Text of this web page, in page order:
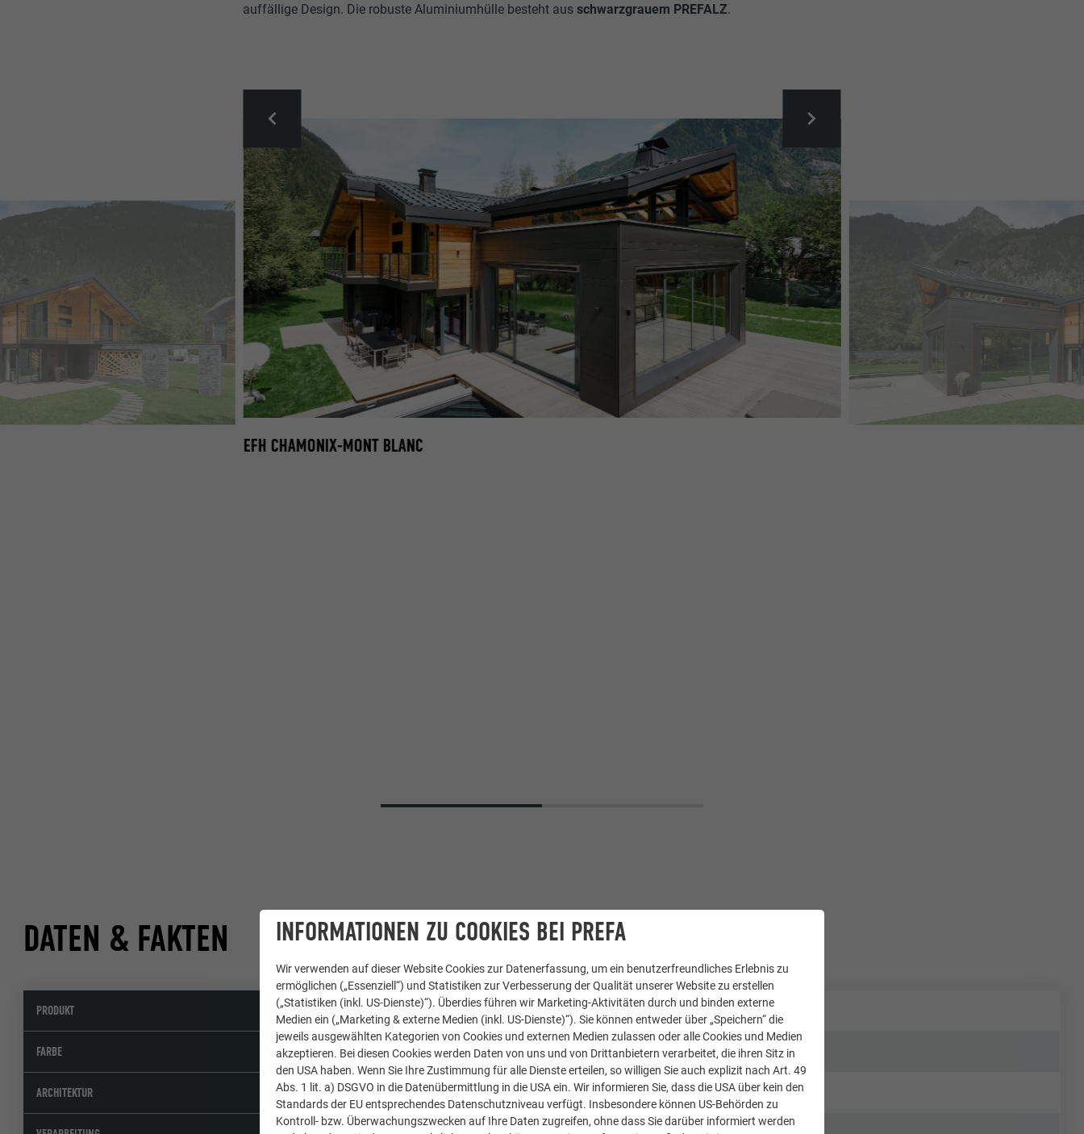
auffällige Design. Die robuste Aluminiumhülle besteht ausschwarzgrauem PREFALZ.
EFH CHAMONIX-MONT BLANC
DATEN & FAKTEN
PRODUKT PREFALZ Dach, PREFALZ Fassade
FARBE 23 Schwarzgrau
ARCHITEKTUR Renaud Chevallier
INFORMATIONEN ZU COOKIES BEI PREFA
Wir verwenden auf dieser Website Cookies zur Datenerfassung, um ein benutzerfreundliches Erlebnis zu
ermöglichen („Essenziell“) und Statistiken zur Verbesserung der Qualität unserer Website zu erstellen
(„Statistiken (inkl. US-Dienste)“). Überdies führen wir Marketing-Aktivitäten durch und binden externe
Medien ein („Marketing & externe Medien (inkl. US-Dienste)“). Sie können entweder über „Speichern“ die
jeweils ausgewählten Kategorien von Cookies und externen Medien zulassen oder alle Cookies und Medien
akzeptieren. Bei diesen Cookies werden Daten von uns und von Drittanbietern verarbeitet, die ihren Sitz in
den USA haben. Wenn Sie Ihre Zustimmung für alle Dienste erteilen, so willigen Sie auch explizit nach Art. 49
Abs. 1 lit. a) DSGVO in die Datenübermittlung in die USA ein. Wir informieren Sie, dass die USA über kein den
Standards der EU entsprechendes Datenschutzniveau verfügt. Insbesondere können US-Behörden zu
Kontroll- bzw. Überwachungszwecken auf Ihre Daten zugreifen, ohne dass Sie darüber informiert werden